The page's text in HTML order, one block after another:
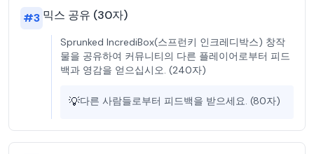
#3 믹스 공유 (30자)
Sprunked IncrediBox(스프런키 인크레디박스) 창작
물을 공유하여 커뮤니티의 다른 플레이어로부터 피드
백과 영감을 얻으십시오. (240자)
💡다른 사람들로부터 피드백을 받으세요. (80자)